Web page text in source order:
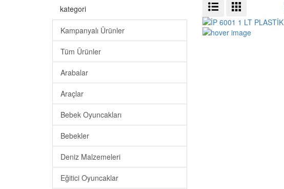
kategori
Kampanyalı Ürünler
Tüm Ürünler
Arabalar
Araçlar
Bebek Oyuncakları
Bebekler
Deniz Malzemeleri
Eğitici Oyuncaklar